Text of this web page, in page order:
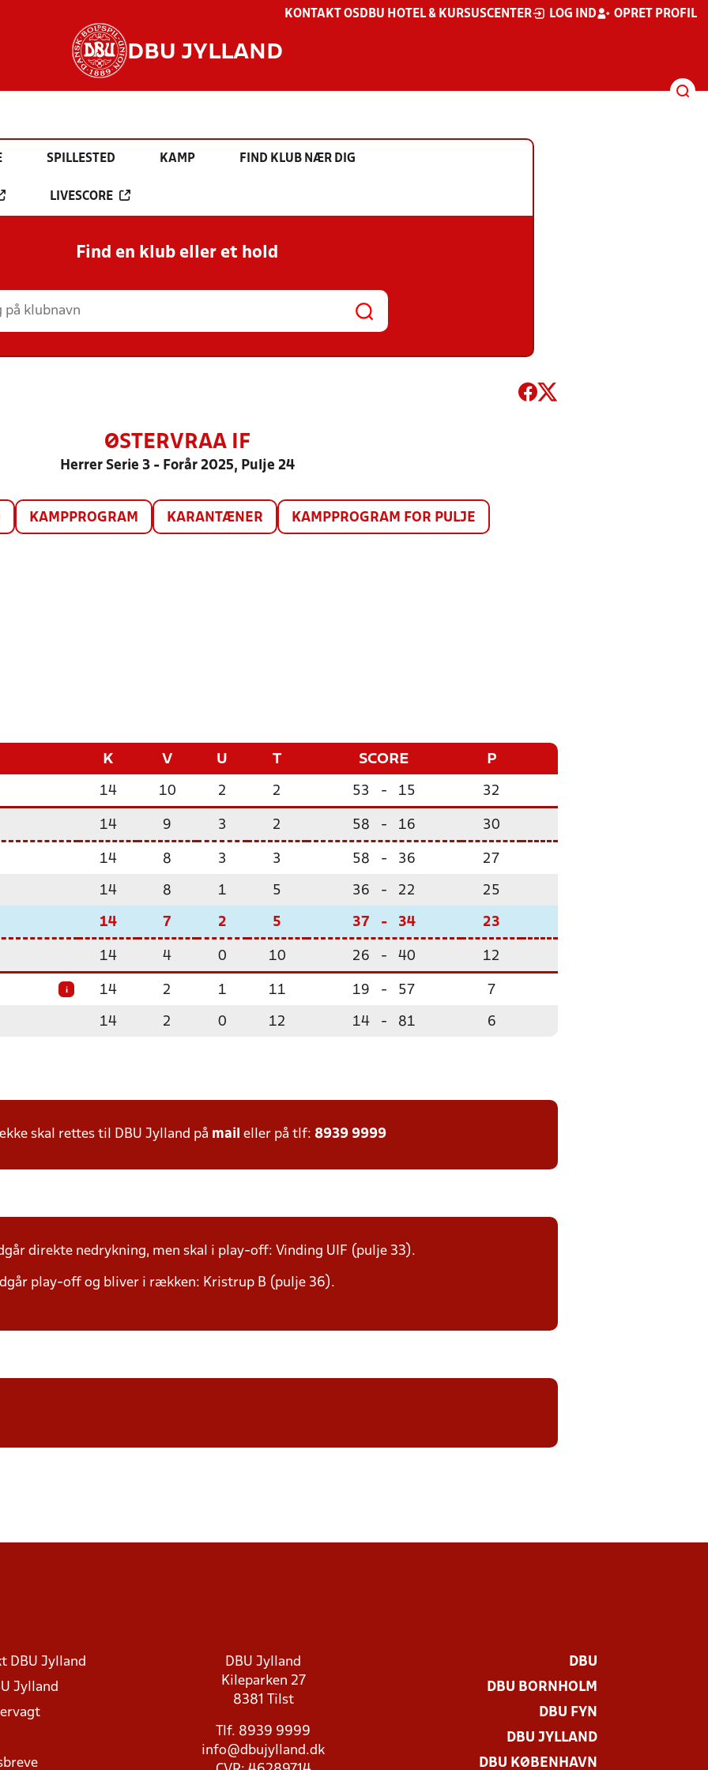
KONTAKT OS DBU HOTEL & KURSUSCENTER LOG IND OPRET PROFIL
DBU JYLLAND
SPILLESTED KAMP FIND KLUB NÆR DIG
LIVESCORE
Find en klub eller et hold
ØSTERVRAA IF
Herrer Serie 3 - Forår 2025, Pulje 24
KAMPPROGRAM KARANTÆNER KAMPPROGRAM FOR PULJE
K V U T SCORE P
14 10 2 2 53 - 15 32
14 9 3 2 58 - 16 30
14 8 3 3 58 - 36 27
14 8 1 5 36 - 22 25
14 7 2 5 37 - 34 23
14 4 0 10 26 - 40 12
i 14 2 1 11 19 - 57 7
14 2 0 12 14 - 81 6
skal rettes til DBU Jylland på mail eller på tlf: 8939 9999
direkte nedrykning, men skal i play-off: Vinding UIF (pulje 33).
play-off og bliver i rækken: Kristrup B (pulje 36).
DBU Jylland
Jylland
DBU Jylland
Kileparken 27
8381 Tilst
Tlf. 8939 9999
info@dbujylland.dk
DBU
DBU BORNHOLM
DBU FYN
DBU JYLLAND
DBU KØBENHAVN